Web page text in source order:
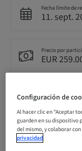
Fecha límite de
11. sept.
Precio por
EUR
Idioma
Alemán
Puntos
9.00 Puntos
Configuración de
Al hacer clic en “Aceptar
guarden en su dispositivo
del mismo, y colaborar
privacidad